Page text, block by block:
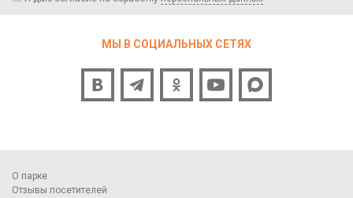
МЫ В СОЦИАЛЬНЫХ СЕТЯХ
О парке
Отзывы посетителей